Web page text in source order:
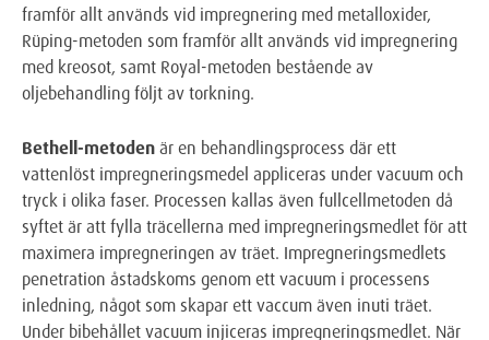
framför allt används vid impregnering med metalloxider,
Rüping-metoden som framför allt används vid impregnering
med kreosot, samt Royal-metoden bestående av
oljebehandling följt av torkning.
Bethell-metoden är en behandlingsprocess där ett
vattenlöst impregneringsmedel appliceras under vacuum och
tryck i olika faser. Processen kallas även fullcellmetoden då
syftet är att fylla träcellerna med impregneringsmedlet för att
maximera impregneringen av träet. Impregneringsmedlets
penetration åstadskoms genom ett vacuum i processens
inledning, något som skapar ett vaccum även inuti träet.
Under bibehållet vacuum injiceras impregneringsmedlet. När